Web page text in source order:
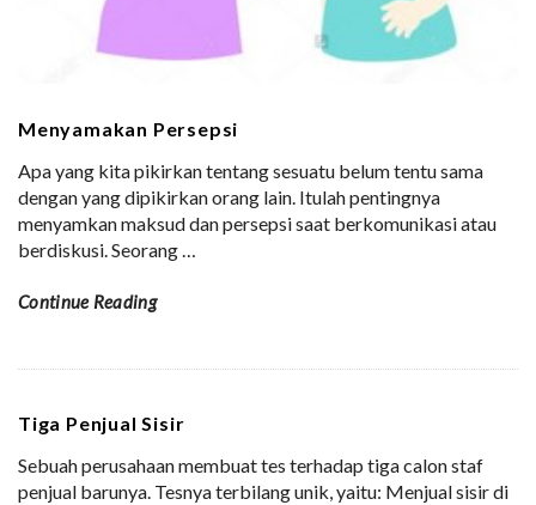
Menyamakan Persepsi
Apa yang kita pikirkan tentang sesuatu belum tentu sama
dengan yang dipikirkan orang lain. Itulah pentingnya
menyamkan maksud dan persepsi saat berkomunikasi atau
berdiskusi. Seorang…
Continue Reading
Tiga Penjual Sisir
Sebuah perusahaan membuat tes terhadap tiga calon staf
penjual barunya. Tesnya terbilang unik, yaitu: Menjual sisir di